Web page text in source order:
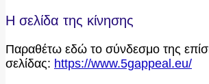
Η σελίδα της κίνησης
Παραθέτω εδώ το σύνδεσμο της
σελίδας: https://www.5gappeal.eu/